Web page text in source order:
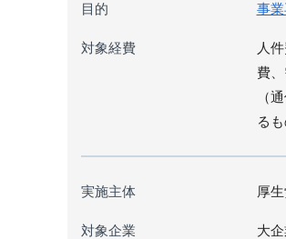
目的 事
対象経費
人
費
（
る
実施主体 厚
対象企業 大